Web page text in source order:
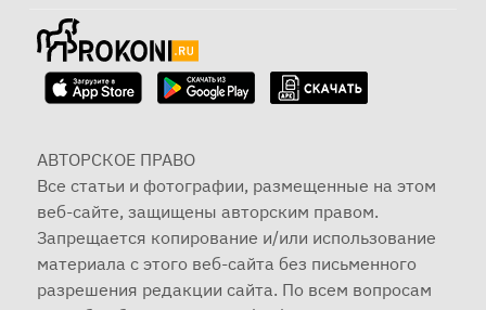
АВТОРСКОЕ ПРАВО
Все статьи и фотографии, размещенные на этом
веб-сайте, защищены авторским правом.
Запрещается копирование и/или использование
материала с этого веб-сайта без письменного
разрешения редакции сайта. По всем вопросам